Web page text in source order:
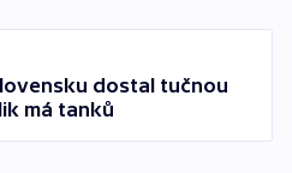
dostal tučnou
má tanků